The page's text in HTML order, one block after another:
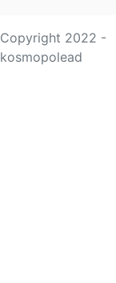
Copyright 2022 -
kosmopolead